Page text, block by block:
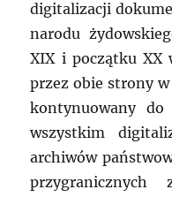
digitalizacji
narodu
XIX i początku XX
przez obie strony
kontynuowany do
wszystkim
archiwów
przygranicznych